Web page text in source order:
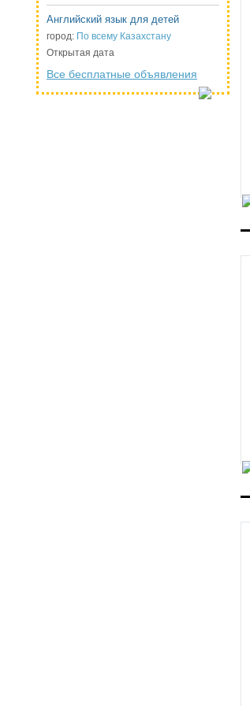
Английский язык для детей
город: По всему Казахстану
Открытая дата
Все бесплатные объявления